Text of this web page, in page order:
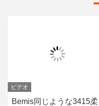
ビデオ
Bemis同じような3415柔